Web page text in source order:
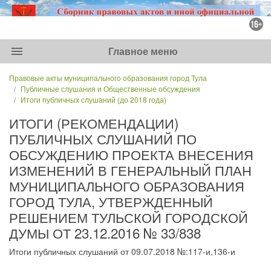
menu Главное меню
Правовые акты муниципального образования город Тула
Публичные слушания и Общественные обсуждения
Итоги публичных слушаний (до 2018 года)
ИТОГИ (РЕКОМЕНДАЦИИ)
ПУБЛИЧНЫХ СЛУШАНИЙ ПО
ОБСУЖДЕНИЮ ПРОЕКТА ВНЕСЕНИЯ
ИЗМЕНЕНИЙ В ГЕНЕРАЛЬНЫЙ ПЛАН
МУНИЦИПАЛЬНОГО ОБРАЗОВАНИЯ
ГОРОД ТУЛА, УТВЕРЖДЕННЫЙ
РЕШЕНИЕМ ТУЛЬСКОЙ ГОРОДСКОЙ
ДУМЫ ОТ 23.12.2016 № 33/838
Итоги публичных слушаний от 09.07.2018 №:117-и,136-и